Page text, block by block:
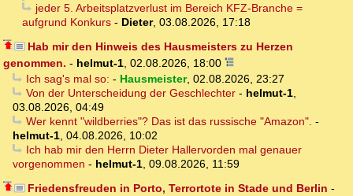
jeder 5. Arbeitsplatzverlust im Bereich KFZ-Branche =
aufgrund Konkurs - Dieter, 03.08.2026, 17:18
Hab mir den Hinweis des Hausmeisters zu Herzen
genommen. - helmut-1, 02.08.2026, 18:00
Ich sag's mal so: - Hausmeister, 02.08.2026, 23:27
Von der Unterscheidung der Geschlechter- helmut-1,
03.08.2026, 04:49
Wer kennt "wildberries"? Das ist das russische "Amazon". -
helmut-1, 04.08.2026, 10:02
Ich hab mir den Herrn Dieter Hallervorden mal genauer
vorgenommen - helmut-1, 09.08.2026, 11:59
Friedensfreuden in Porto, Terrortote in Stade und Berlin -